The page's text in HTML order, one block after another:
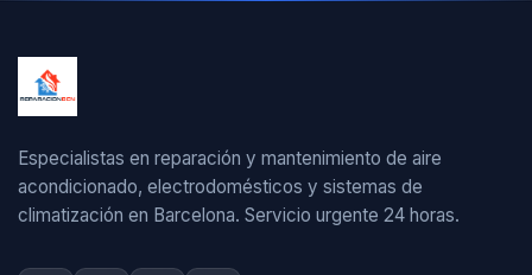
Especialistas en reparación y mantenimiento de aire
acondicionado, electrodomésticos y sistemas de
climatización en Barcelona. Servicio urgente 24 horas.